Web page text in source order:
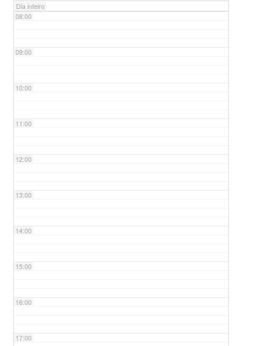
Dia inteiro
08:00
09:00
10:00
11:00
12:00
13:00
14:00
15:00
16:00
17:00